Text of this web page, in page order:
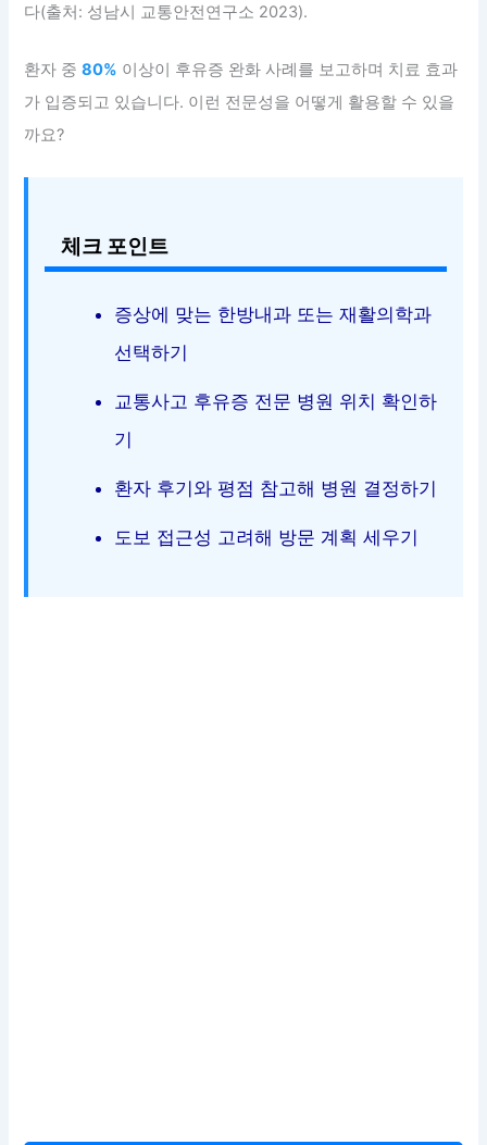
다(출처: 성남시 교통안전연구소 2023).
환자 중80% 이상이 후유증 완화 사례를 보고하며 치료 효과
가 입증되고 있습니다. 이런 전문성을 어떻게 활용할 수 있을
까요?
체크 포인트
증상에 맞는 한방내과 또는 재활의학과
선택하기
교통사고 후유증 전문 병원 위치 확인하
기
환자 후기와 평점 참고해 병원 결정하기
도보 접근성 고려해 방문 계획 세우기